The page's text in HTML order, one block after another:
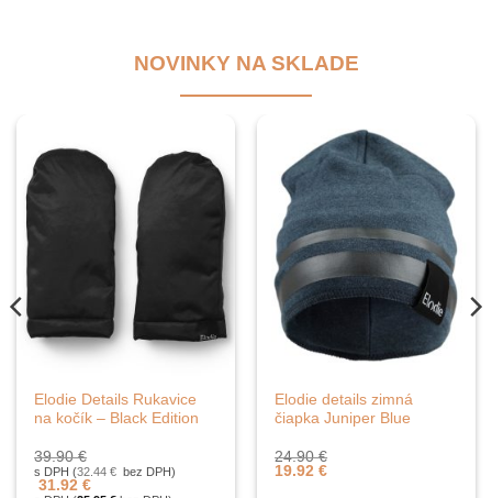
NOVINKY NA SKLADE
Elodie Details Rukavice
na kočík – Black Edition
39.90€
s DPH (32.44€ bez DPH)
31.92€
Elodie details zimná
čiapka Juniper Blue
24.90€
19.92€